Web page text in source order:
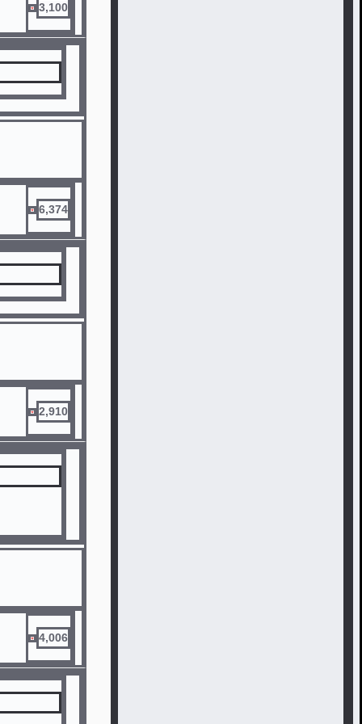
3,100
6,374
2,910
4,006